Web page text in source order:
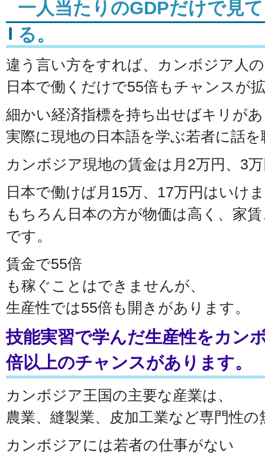
一人当たりのGDPだけで見
る。
違う言い方をすれば、カンボジア人
日本で働くだけで55倍もチャンスが
細かい経済指標を持ち出せばキリが
実際に現地の日本語を学ぶ若者に話
カンボジア現地の賃金は月2万円、3
日本で働けば月15万、17万円はいけ
もちろん日本の方が物価は高く、家
です。
賃金で55倍
も稼ぐことはできませんが、
生産性では55倍も開きがあります。
技能実習で学んだ生産性をカン
倍以上のチャンスがあります。
カンボジア王国の主要な産業は、
農業、縫製業、皮加工業など専門性
カンボジアには若者の仕事がない